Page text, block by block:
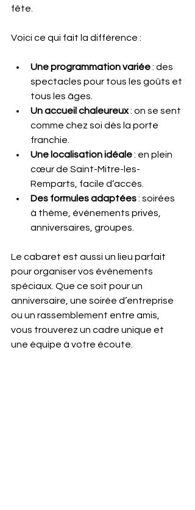
fête.
Voici ce qui fait la différence :
Une programmation variée : des
spectacles pour tous les goûts et
tous les âges.
Un accueil chaleureux : on se sent
comme chez soi dès la porte
franchie.
Une localisation idéale : en plein
cœur de Saint-Mitre-les-
Remparts, facile d’accès.
Des formules adaptées : soirées
à thème, événements privés,
anniversaires, groupes.
Le cabaret est aussi un lieu parfait
pour organiser vos événements
spéciaux. Que ce soit pour un
anniversaire, une soirée d’entreprise
ou un rassemblement entre amis,
vous trouverez un cadre unique et
une équipe à votre écoute.